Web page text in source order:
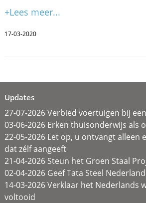
+Lees meer...
17-03-2020
Updates
27-07-2026 Verbied voertuigen bij
03-06-2026 Erken thuisonderwijs als
22-05-2026 Let op, u ontvangt alleen
dat zélf aangeeft
21-04-2026 Steun het Groen Staal
02-04-2026 Geef Tata Steel
14-03-2026 Verklaar het Nederlands
voltooid